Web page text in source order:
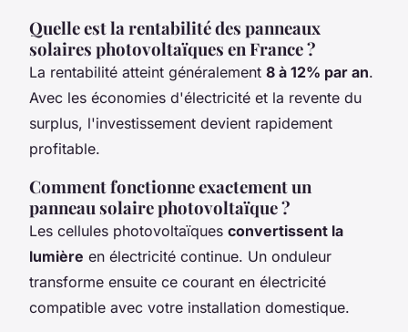
Quelle est la rentabilité des panneaux
solaires photovoltaïques en France ?
La rentabilité atteint généralement 8 à 12% par an.
Avec les économies d'électricité et la revente du
surplus, l'investissement devient rapidement
profitable.
Comment fonctionne exactement un
panneau solaire photovoltaïque ?
Les cellules photovoltaïques convertissent la
lumière en électricité continue. Un onduleur
transforme ensuite ce courant en électricité
compatible avec votre installation domestique.